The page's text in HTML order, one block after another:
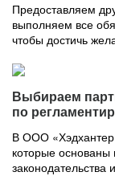
Предоставляем
выполняем все
чтобы достичь
Выбираем
по
В ООО
которые
законодательства